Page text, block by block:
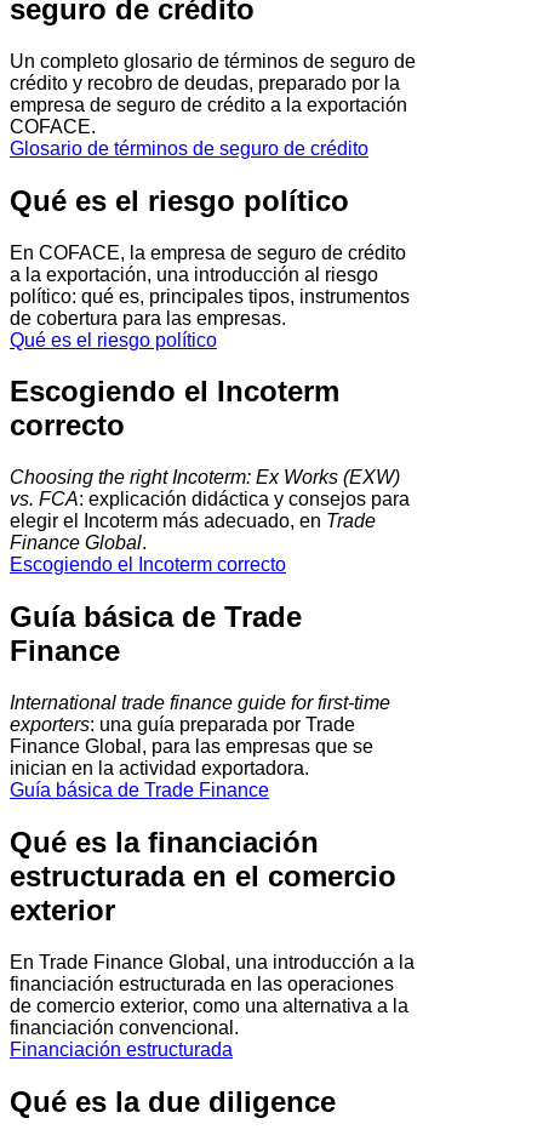
seguro de crédito
Un completo glosario de términos de seguro de
crédito y recobro de deudas, preparado por la
empresa de seguro de crédito a la exportación
COFACE.
Glosario de términos de seguro de crédito
Qué es el riesgo político
En COFACE, la empresa de seguro de crédito
a la exportación, una introducción al riesgo
político: qué es, principales tipos, instrumentos
de cobertura para las empresas.
Qué es el riesgo político
Escogiendo el Incoterm
correcto
Choosing the right Incoterm: Ex Works (EXW)
vs. FCA: explicación didáctica y consejos para
elegir el Incoterm más adecuado, en Trade
Finance Global.
Escogiendo el Incoterm correcto
Guía básica de Trade
Finance
International trade finance guide for first-time
exporters: una guía preparada por Trade
Finance Global, para las empresas que se
inician en la actividad exportadora.
Guía básica de Trade Finance
Qué es la financiación
estructurada en el comercio
exterior
En Trade Finance Global, una introducción a la
financiación estructurada en las operaciones
de comercio exterior, como una alternativa a la
financiación convencional.
Financiación estructurada
Qué es la due diligence